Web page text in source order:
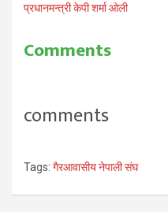
प्रधानमन्त्री केपी शर्मा ओली
Comments
comments
Tags: गैरआवासीय नेपाली संघ